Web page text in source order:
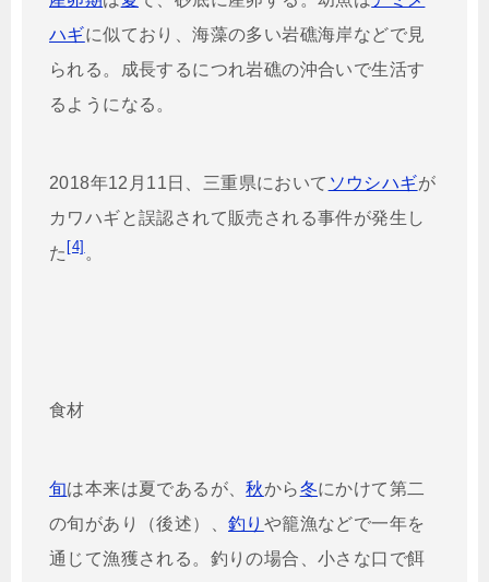
ハギに似ており、海藻の多い岩礁海岸などで見
られる。成長するにつれ岩礁の沖合いで生活す
るようになる。
2018年12月11日、三重県において ソウシハギが
カワハギと誤認されて販売される事件が発生し
た [4]。
食材
旬は本来は夏であるが、秋から冬にかけて第二
の旬があり（後述）、 釣り や籠漁などで一年を
通じて漁獲される。釣りの場合、小さな口で餌